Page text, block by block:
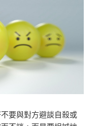
要與對方避談自殺或